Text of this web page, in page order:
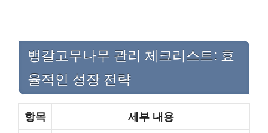
뱅갈고무나무 관리 체크리스트: 효
율적인 성장 전략
항목
세부 내용